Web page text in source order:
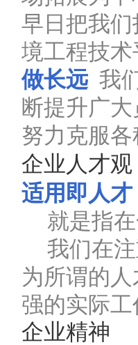
早日把我
境工程技
做长远 我
断提升广
努力克服
企业人才观
适用即人才
就是指
我们在
为所谓的
强的实际
企业精神